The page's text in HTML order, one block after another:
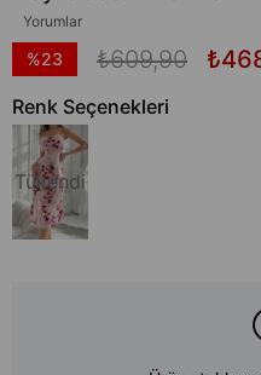
Yorumlar
%23
₺609,90
Renk Seçenekleri
Tükendi